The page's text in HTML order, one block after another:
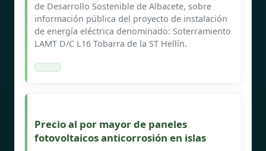
de Desarrollo Sostenible de Albacete, sobre
información pública del proyecto de instalación
de energía eléctrica denominado: Soterramiento
LAMT D/C L16 Tobarra de la ST Hellín.
Precio al por mayor de paneles
fotovoltaicos anticorrosión en islas